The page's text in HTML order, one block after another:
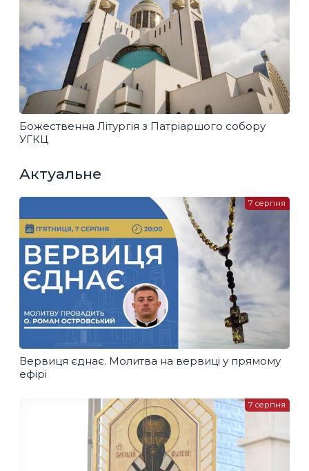
Божественна Літургія з Патріаршого собору
УГКЦ
Актуальне
Вервиця єднає. Молитва на вервиці у прямому
ефірі
7 серпня
7 серпня